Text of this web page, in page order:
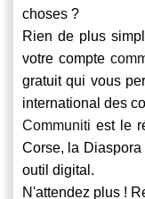
choses ?
Rien de plus
votre compte
gratuit qui vous
international des
Communiti est le
Corse, la
outil digital.
N'attendez plus !